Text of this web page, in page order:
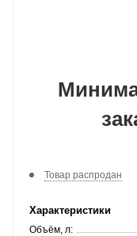
Товар распродан
Характеристики
Объём, л: